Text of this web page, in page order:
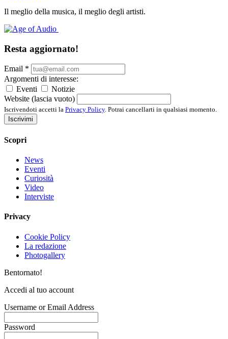
Il meglio della musica, il meglio degli artisti.
Resta aggiornato!
Email *
Argomenti di interesse:
Eventi
Notizie
Website (lascia vuoto)
Iscrivendoti accetti la Privacy Policy. Potrai cancellarti in qualsiasi momento.
Iscrivimi
Scopri
News
Eventi
Curiosità
Video
Interviste
Privacy
Cookie Policy
La redazione
Photogallery
Bentornato!
Accedi al tuo account
Username or Email Address
Password